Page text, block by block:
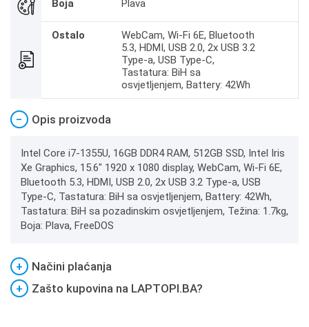
Boja Plava
Ostalo
WebCam, Wi-Fi 6E, Bluetooth
5.3, HDMI, USB 2.0, 2x USB 3.2
Type-a, USB Type-C,
Tastatura: BiH sa
osvjetljenjem, Battery: 42Wh
− Opis proizvoda
Intel Core i7-1355U, 16GB DDR4 RAM, 512GB SSD, Intel Iris
Xe Graphics, 15.6" 1920 x 1080 display, WebCam, Wi-Fi 6E,
Bluetooth 5.3, HDMI, USB 2.0, 2x USB 3.2 Type-a, USB
Type-C, Tastatura: BiH sa osvjetljenjem, Battery: 42Wh,
Tastatura: BiH sa pozadinskim osvjetljenjem, Težina: 1.7kg,
Boja: Plava, FreeDOS
+
Načini plaćanja
+
Zašto kupovina na LAPTOPI.BA?